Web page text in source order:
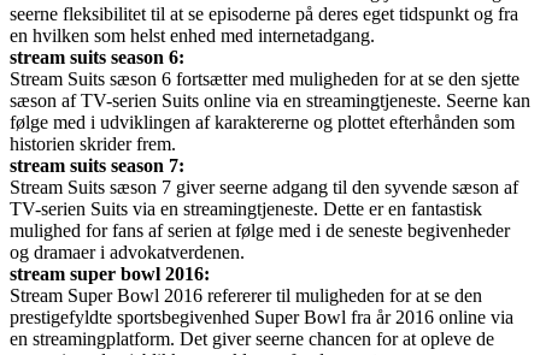
seerne fleksibilitet til at se episoderne på deres eget tidspunkt og fra
en hvilken som helst enhed med internetadgang.
stream suits season 6:
Stream Suits sæson 6 fortsætter med muligheden for at se den sjette
sæson af TV-serien Suits online via en streamingtjeneste. Seerne kan
følge med i udviklingen af karaktererne og plottet efterhånden som
historien skrider frem.
stream suits season 7:
Stream Suits sæson 7 giver seerne adgang til den syvende sæson af
TV-serien Suits via en streamingtjeneste. Dette er en fantastisk
mulighed for fans af serien at følge med i de seneste begivenheder
og dramaer i advokatverdenen.
stream super bowl 2016:
Stream Super Bowl 2016 refererer til muligheden for at se den
prestigefyldte sportsbegivenhed Super Bowl fra år 2016 online via
en streamingplatform. Det giver seerne chancen for at opleve de